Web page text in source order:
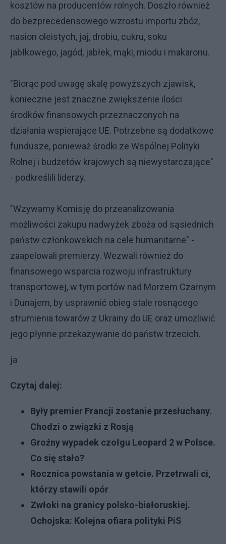
kosztów na producentów rolnych. Doszło również
do bezprecedensowego wzrostu importu zbóż,
nasion oleistych, jaj, drobiu, cukru, soku
jabłkowego, jagód, jabłek, mąki, miodu i makaronu.
"Biorąc pod uwagę skalę powyższych zjawisk,
konieczne jest znaczne zwiększenie ilości
środków finansowych przeznaczonych na
działania wspierające UE. Potrzebne są dodatkowe
fundusze, ponieważ środki ze Wspólnej Polityki
Rolnej i budżetów krajowych są niewystarczające"
- podkreślili liderzy.
"Wzywamy Komisję do przeanalizowania
możliwości zakupu nadwyżek zboża od sąsiednich
państw członkowskich na cele humanitarne" -
zaapelowali premierzy. Wezwali również do
finansowego wsparcia rozwoju infrastruktury
transportowej, w tym portów nad Morzem Czarnym
i Dunajem, by usprawnić obieg stale rosnącego
strumienia towarów z Ukrainy do UE oraz umożliwić
jego płynne przekazywanie do państw trzecich.
ja
Czytaj dalej:
Były premier Francji zostanie przesłuchany.
Chodzi o związki z Rosją
Groźny wypadek czołgu Leopard 2 w Polsce.
Co się stało?
Rocznica powstania w getcie. Przetrwali ci,
którzy stawili opór
Zwłoki na granicy polsko-białoruskiej.
Ochojska: Kolejna ofiara polityki PiS